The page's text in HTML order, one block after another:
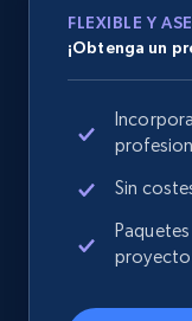
and more.
specified UPC
Sku, Product
FLEXIBLE Y
¡Obtenga un
Sin
proyecto